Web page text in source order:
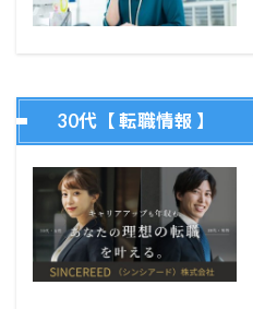
30代【 転職情報 】